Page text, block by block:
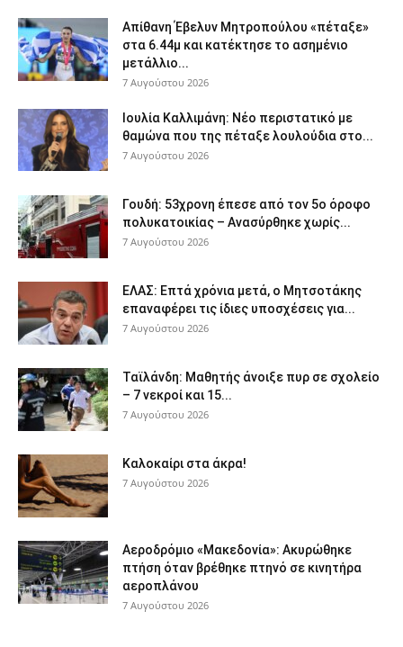
Απίθανη Έβελυν Μητροπούλου «πέταξε»
στα 6.44μ και κατέκτησε το ασημένιο
μετάλλιο...
7 Αυγούστου 2026
Ιουλία Καλλιμάνη: Νέο περιστατικό με
θαμώνα που της πέταξε λουλούδια στο...
7 Αυγούστου 2026
Γουδή: 53χρονη έπεσε από τον 5ο όροφο
πολυκατοικίας – Ανασύρθηκε χωρίς...
7 Αυγούστου 2026
ΕΛΑΣ: Επτά χρόνια μετά, ο Μητσοτάκης
επαναφέρει τις ίδιες υποσχέσεις για...
7 Αυγούστου 2026
Ταϊλάνδη: Μαθητής άνοιξε πυρ σε σχολείο
– 7 νεκροί και 15...
7 Αυγούστου 2026
Καλοκαίρι στα άκρα!
7 Αυγούστου 2026
Αεροδρόμιο «Μακεδονία»: Ακυρώθηκε
πτήση όταν βρέθηκε πτηνό σε κινητήρα
αεροπλάνου
7 Αυγούστου 2026